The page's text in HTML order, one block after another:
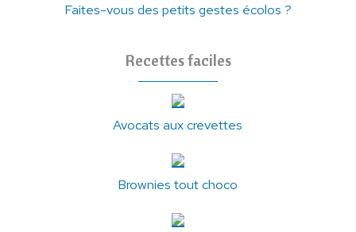
Faites-vous des petits gestes écolos ?
Recettes faciles
Avocats aux crevettes
Brownies tout choco